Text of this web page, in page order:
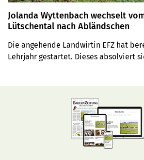
Jolanda Wyttenbach wechselt
Lütschental nach Abländschen
Die angehende Landwirtin EFZ hat
Lehrjahr gestartet. Dieses absolviert